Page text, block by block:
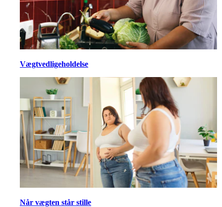
Vægtvedligeholdelse
Når vægten står stille